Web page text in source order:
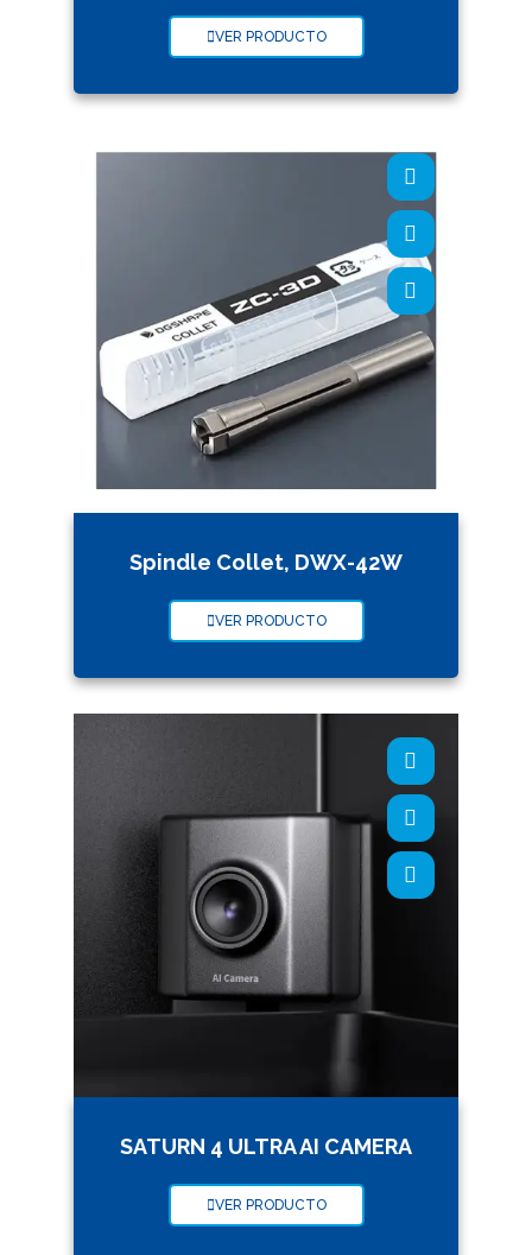
VER PRODUCTO
Spindle Collet, DWX-42W
VER PRODUCTO
SATURN 4 ULTRA AI CAMERA
VER PRODUCTO